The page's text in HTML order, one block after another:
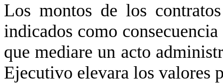
Los montos de los
indicados como
que mediare un acto
Ejecutivo elevara los valores